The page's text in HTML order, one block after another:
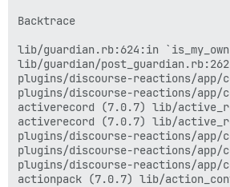
Backtrace
lib/guardian.rb:624:in
lib/guardian/
plugins/discourse-reactions/
plugins/discourse-reactions/
activerecord (7.0.7) lib/
activerecord (7.0.7) lib/
plugins/discourse-reactions/
plugins/discourse-reactions/
plugins/discourse-reactions/
actionpack (7.0.7) lib/